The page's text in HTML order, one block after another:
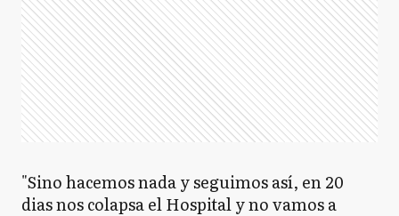
"Sino hacemos nada y seguimos así, en 20
dias nos colapsa el Hospital y no vamos a